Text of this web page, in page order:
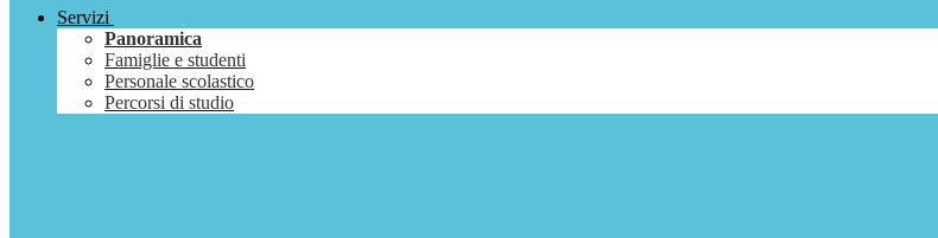
Servizi
Panoramica
Famiglie e studenti
Personale scolastico
Percorsi di studio